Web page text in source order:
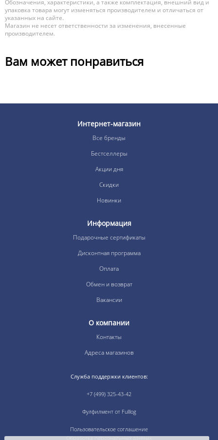
Обозначения, характеристики, а также комплектация, внешний вид и
упаковка товара могут изменяться производителем и отличаться от
указанных на сайте.
Магазин не несет ответственности за изменения, внесенные
производителем.
Вам может понравиться
Интернет-магазин
Все бренды
Бестселлеры
Акции дня
Скидки
Новинки
Информация
Подарочные сертификаты
Дисконтная программа
Оплата
Обмен и возврат
Вакансии
О компании
Контакты
Адреса магазинов
Служба поддержки клиентов:
+7 (499) 325-43-42
Фулфилмент от Fulllog
Пользовательское соглашение
Обработка персональных данных